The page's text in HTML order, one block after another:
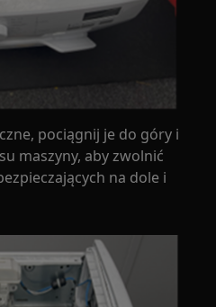
pociągnij je do góry i
maszyny, aby zwolnić
na dole i